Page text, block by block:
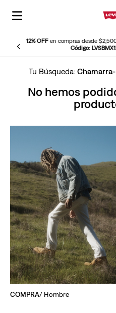
12% OFFen compras desde
Código:
No hemos
COMPRA/ Hombre